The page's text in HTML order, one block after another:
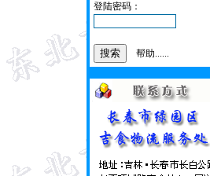
登陆密码：
帮助......